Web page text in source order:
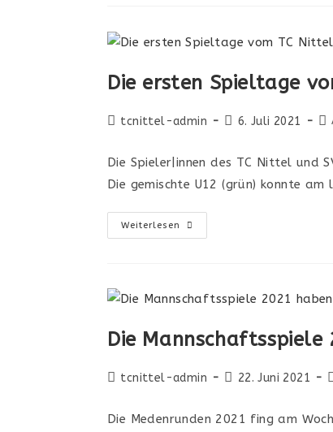
Die ersten Spieltage
tcnittel-admin 6. Juli 2021
Die Spieler|innen des TC Nittel und
Die gemischte U12 (grün) konnte
Weiterlesen
Die
tcnittel-admin 22. Juni 2021
Die Medenrunden 2021 fing am